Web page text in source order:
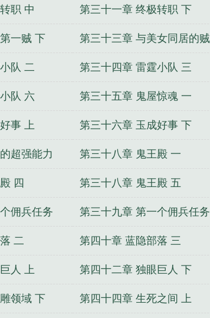
职 中 第三十一章 终极转职 下
一贼 下 第三十三章 与美女同居的贼
上
队 二 第三十四章 雷霆小队 三
队 六 第三十五章 鬼屋惊魂 一
事 上 第三十六章 玉成好事 下
超强能力 第三十八章 鬼王殿 一
四 第三十八章 鬼王殿 五
佣兵任务 第三十九章 第一个佣兵任务
二
二 第四十章 蓝隐部落 三
人 上 第四十二章 独眼巨人 下
领域 下 第四十四章 生死之间 上